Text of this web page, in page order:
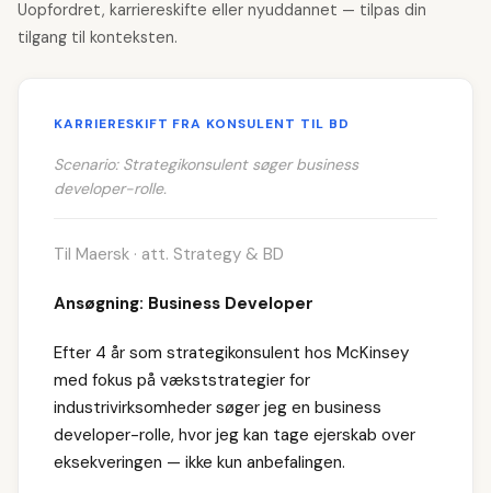
Uopfordret, karriereskifte eller nyuddannet — tilpas din
tilgang til konteksten.
KARRIERESKIFT FRA KONSULENT TIL BD
Scenario: Strategikonsulent søger business
developer-rolle.
Til Maersk · att. Strategy & BD
Ansøgning: Business Developer
Efter 4 år som strategikonsulent hos McKinsey
med fokus på vækststrategier for
industrivirksomheder søger jeg en business
developer-rolle, hvor jeg kan tage ejerskab over
eksekveringen — ikke kun anbefalingen.